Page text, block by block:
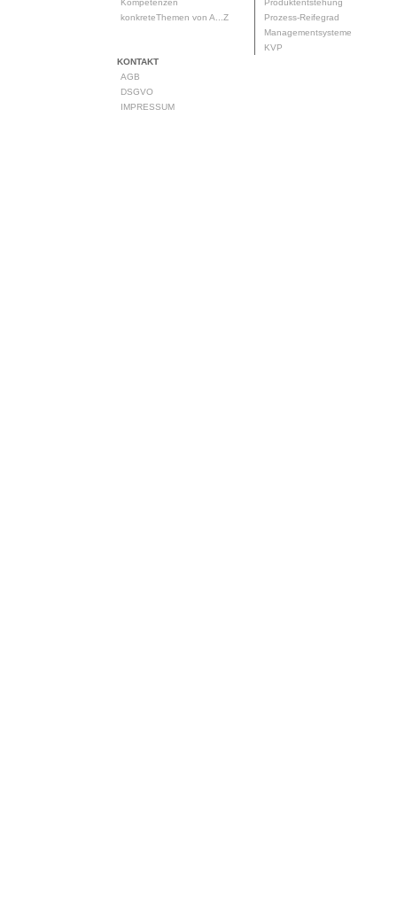
Kompetenzen
konkreteThemen von A...Z
Produktentstehung
Prozess-Reifegrad
Managementsysteme
KVP
KONTAKT
AGB
DSGVO
IMPRESSUM